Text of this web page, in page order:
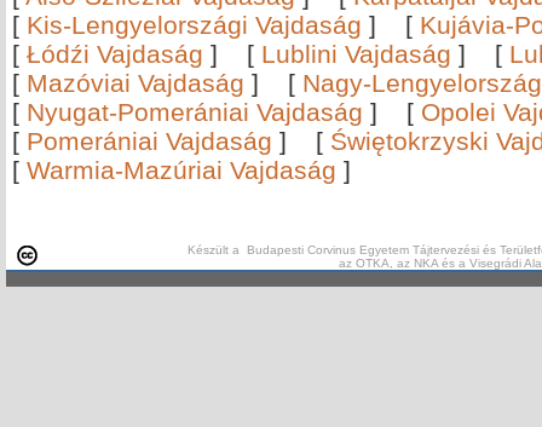
[ Kis-Lengyelországi Vajdaság ] [ Kujávia-
[ Łódźi Vajdaság ] [ Lublini Vajdaság ] [
[ Mazóviai Vajdaság ] [ Nagy-
[ Nyugat-Pomerániai Vajdaság ] [ Opolei
[ Pomerániai Vajdaság ] [ Świętokrzyski
[ Warmia-Mazúriai Vajdaság ]
Készült a Budapesti Corvinus Egyetem Tájtervezési és
az OTKA, az NKA és a Visegrádi